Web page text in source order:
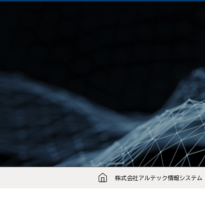
株式会社アルテック情報システム